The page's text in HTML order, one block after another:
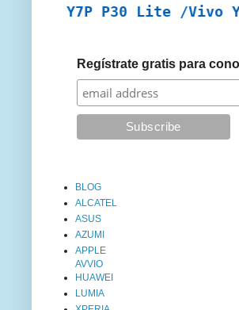
P30 Lite /Vivo Y51
Regístrate gratis para
BLOG
ALCATEL
ASUS
AZUMI
APPLE
AVVIO
HUAWEI
LUMIA